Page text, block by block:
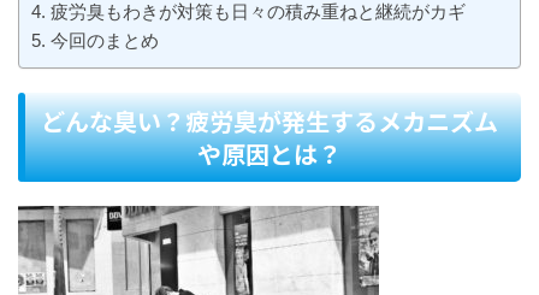
疲労臭もわきが対策も日々の積み重ねと継続がカギ
今回のまとめ
どんな臭い？疲労臭が発生するメカニズム
や原因とは？